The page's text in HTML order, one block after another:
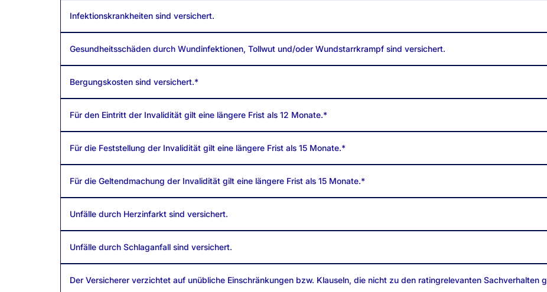
Infektionskrankheiten sind versichert.
Gesundheitsschäden durch Wundinfektionen, Tollwut und/oder Wundstarrkrampf sind versichert.
Bergungskosten sind versichert.*
Für den Eintritt der Invalidität gilt eine längere Frist als 12 Monate.*
Für die Feststellung der Invalidität gilt eine längere Frist als 15 Monate.*
Für die Geltendmachung der Invalidität gilt eine längere Frist als 15 Monate.*
Unfälle durch Herzinfarkt sind versichert.
Unfälle durch Schlaganfall sind versichert.
Der Versicherer verzichtet auf unübliche Einschränkungen bzw. Klauseln, die nicht zu den ratingrelevanten Sachverhalten